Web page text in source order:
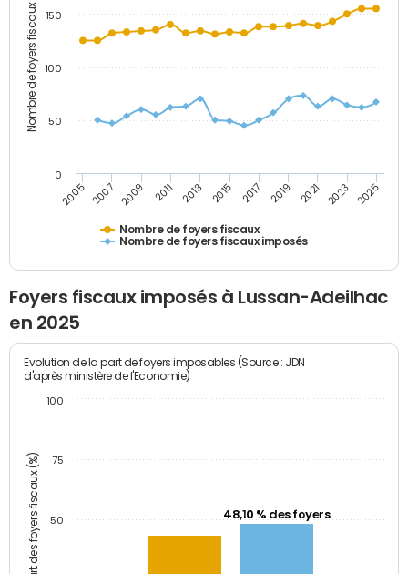
Nombre de foyers fiscaux
Nombre de foyers fiscaux
Nombre de foyers fiscaux imposés
2005 2007 2009 2011 2013 2015 2017 2019 2021 2023 2025
0
50
100
150
Foyers fiscaux imposés à Lussan-Adeilhac
en 2025
Part des foyers fiscaux (%)
Evolution de la part de foyers imposables (Source : JDN
d'après ministère de l'Economie)
48,10 % des foyers
50
75
100